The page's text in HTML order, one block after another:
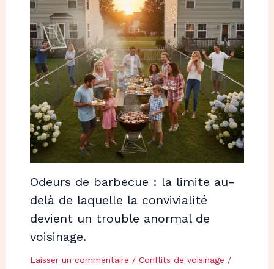
Odeurs de barbecue : la limite au-
delà de laquelle la convivialité
devient un trouble anormal de
voisinage.
Laisser un commentaire / Conflits de voisinage /